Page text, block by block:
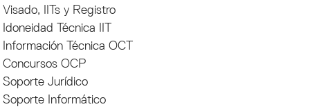
Visado, IITs y Registro
Idoneidad Técnica IIT
Información Técnica OCT
Concursos OCP
Soporte Jurídico
Soporte Informático